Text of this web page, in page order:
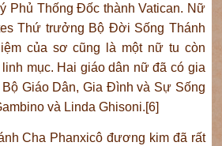
Phủ Thống Đốc thành Vatican. Nữ
Thứ trưởng Bộ Đời Sống Thánh
của sơ cũng là một nữ tu còn
mục. Hai giáo dân nữ đã có gia
Giáo Dân, Gia Đình và Sự Sống
và Linda Ghisoni.[6]
Cha Phanxicô đương kim đã rất